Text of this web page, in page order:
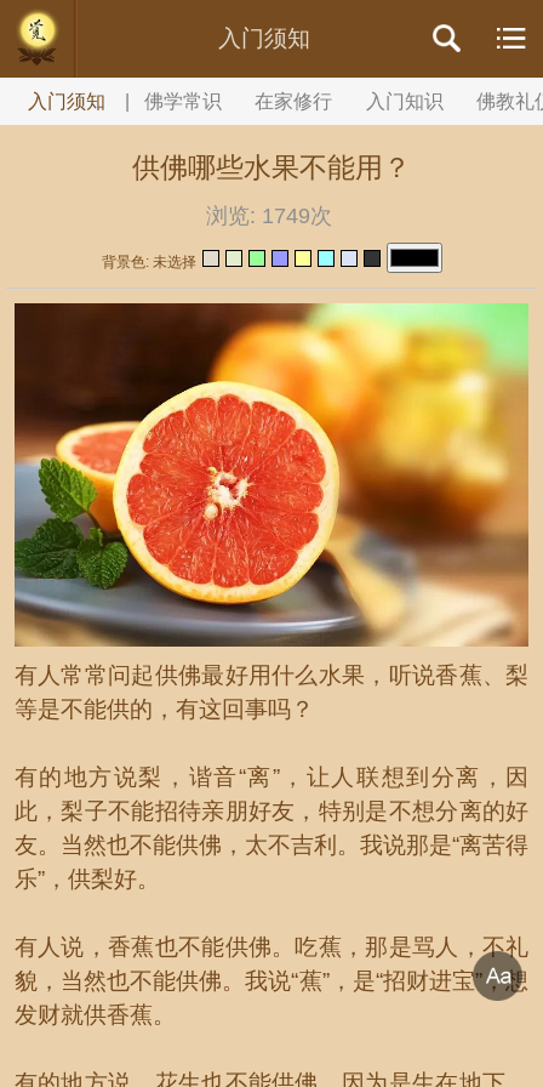
//内容文章背景颜色设置
入门须知
入门须知 | 佛学常识 在家修行 入门知识 佛教礼
供佛哪些水果不能用？
浏览: 1749次
背景色: 未选择
有人常常问起供佛最好用什么水果，听说香蕉、梨
等是不能供的，有这回事吗？
有的地方说梨，谐音“离”，让人联想到分离，因
此，梨子不能招待亲朋好友，特别是不想分离的好
友。当然也不能供佛，太不吉利。我说那是“离苦得
乐”，供梨好。
有人说，香蕉也不能供佛。吃蕉，那是骂人，不礼
貌，当然也不能供佛。我说“蕉”，是“招财进宝”，想
发财就供香蕉。